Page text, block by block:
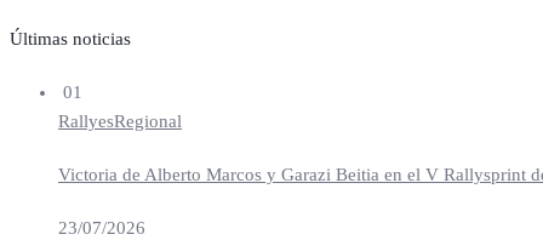
Últimas noticias
01
RallyesRegional
Victoria de Alberto Marcos y Garazi Beitia en el V Rallysprint
23/07/2026